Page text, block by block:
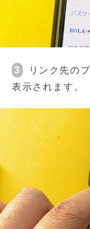
3
リンク先の
表示されます。